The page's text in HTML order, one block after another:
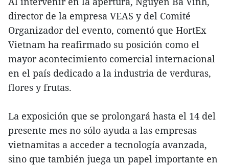
director de la empresa VEAS y del Comité
Organizador del evento, comentó que HortEx
Vietnam ha reafirmado su posición como el
mayor acontecimiento comercial internacional
en el país dedicado a la industria de verduras,
flores y frutas.
La exposición que se prolongará hasta el 14 del
presente mes no sólo ayuda a las empresas
vietnamitas a acceder a tecnología avanzada,
sino que también juega un papel importante en